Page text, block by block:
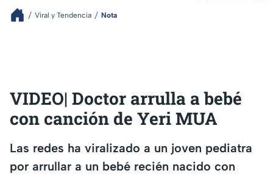
Viral y Tendencia Nota
VIDEO| Doctor arrulla a bebé
con canción de Yeri MUA
Las redes ha viralizado a un joven pediatra
por arrullar a un bebé recién nacido con